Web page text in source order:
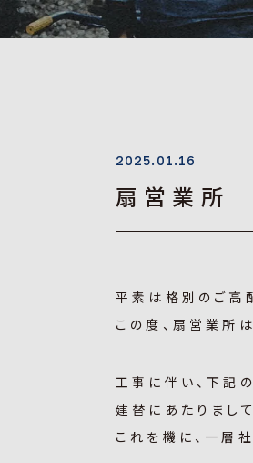
2025.01.16
扇営業所
平素は格別のご高
この度、扇営業所
工事に伴い、下記
建替にあたりまし
これを機に、一層